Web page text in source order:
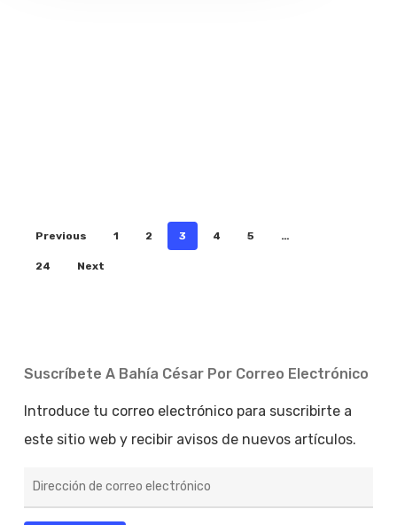
Previous 1 2 3 4 5 …
24 Next
Suscríbete A Bahía César Por Correo Electrónico
Introduce tu correo electrónico para suscribirte a
este sitio web y recibir avisos de nuevos artículos.
de